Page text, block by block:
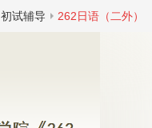
初试辅导 262日语（二外）